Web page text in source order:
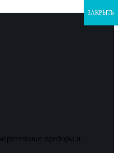
приборы и
ЗАКРЫТЬ